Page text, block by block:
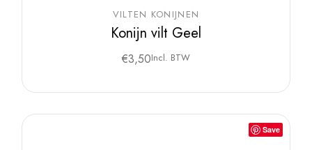
VILTEN KONIJNEN
Konijn vilt Geel
€3,50Incl. BTW
Save